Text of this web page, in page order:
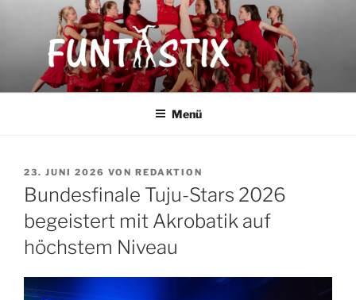
FUNTASTIX
Showakrobatik
Menü
VERÖFFENTLICHT
AM
23. JUNI 2026 VON REDAKTION
Bundesfinale Tuju-Stars 2026
begeistert mit Akrobatik auf
höchstem Niveau